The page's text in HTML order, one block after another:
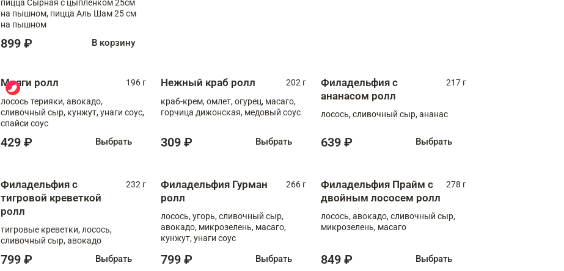
пицца Сырная с цыплёнком 25см
на пышном, пицца Аль Шам 25 см
на пышном
899 ₽ В корзину
Мияги ролл
196 г
лосось терияки, авокадо,
сливочный сыр, кунжут, унаги соус,
спайси соус
429 ₽ Выбрать
Нежный краб ролл
202 г
краб-крем, омлет, огурец, масаго,
горчица дижонская, медовый соус
309 ₽ Выбрать
Филадельфия с
ананасом ролл
217 г
лосось, сливочный сыр, ананас
639 ₽ Выбрать
Филадельфия с
тигровой креветкой
ролл
232 г
тигровые креветки, лосось,
сливочный сыр, авокадо
799 ₽ Выбрать
Филадельфия Гурман
ролл
266 г
лосось, угорь, сливочный сыр,
авокадо, микрозелень, масаго,
кунжут, унаги соус
799 ₽ Выбрать
Филадельфия Прайм с
двойным лососем ролл
278 г
лосось, авокадо, сливочный сыр,
микрозелень, масаго
849 ₽ Выбрать